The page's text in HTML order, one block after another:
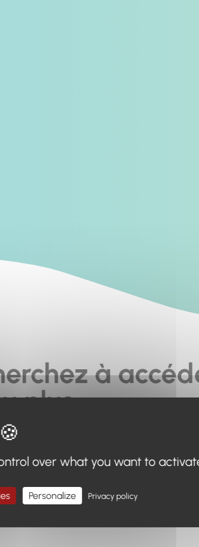
à
plus.
ou à utiliser le menu pour trouver le
over what you want to
Personalize Privacy policy